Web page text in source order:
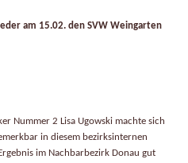
am 15.02. den SVW Weingarten
Nummer 2 Lisa Ugowski machte sich
in diesem bezirksinternen
im Nachbarbezirk Donau gut